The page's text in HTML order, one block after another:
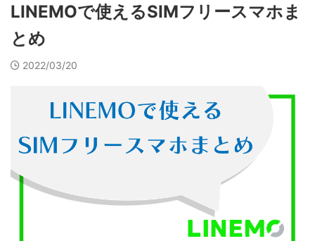
LINEMOで使えるSIMフリースマホま
とめ
2022/03/20